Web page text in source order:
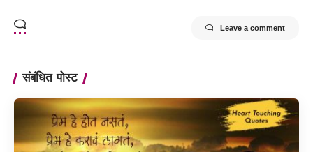
Leave a comment
संबंधित पोस्ट